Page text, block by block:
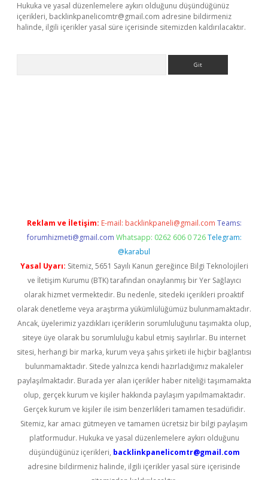
Hukuka ve yasal düzenlemelere aykırı olduğunu düşündüğünüz
içerikleri, backlinkpanelicomtr@gmail.com adresine bildirmeniz
halinde, ilgili içerikler yasal süre içerisinde sitemizden kaldırılacaktır.
Reklam ve İletişim: E-mail: backlinkpaneli@gmail.com Teams:
forumhizmeti@gmail.com Whatsapp: 0262 606 0 726 Telegram:
@karabul
Yasal Uyarı: Sitemiz, 5651 Sayılı Kanun gereğince Bilgi Teknolojileri
ve İletişim Kurumu (BTK) tarafından onaylanmış bir Yer Sağlayıcı
olarak hizmet vermektedir. Bu nedenle, sitedeki içerikleri proaktif
olarak denetleme veya araştırma yükümlülüğümüz bulunmamaktadır.
Ancak, üyelerimiz yazdıkları içeriklerin sorumluluğunu taşımakta olup,
siteye üye olarak bu sorumluluğu kabul etmiş sayılırlar. Bu internet
sitesi, herhangi bir marka, kurum veya şahıs şirketi ile hiçbir bağlantısı
bulunmamaktadır. Sitede yalnızca kendi hazırladığımız makaleler
paylaşılmaktadır. Burada yer alan içerikler haber niteliği taşımamakta
olup, gerçek kurum ve kişiler hakkında paylaşım yapılmamaktadır.
Gerçek kurum ve kişiler ile isim benzerlikleri tamamen tesadüfidir.
Sitemiz, kar amacı gütmeyen ve tamamen ücretsiz bir bilgi paylaşım
platformudur. Hukuka ve yasal düzenlemelere aykırı olduğunu
düşündüğünüz içerikleri, backlinkpanelicomtr@gmail.com
adresine bildirmeniz halinde, ilgili içerikler yasal süre içerisinde